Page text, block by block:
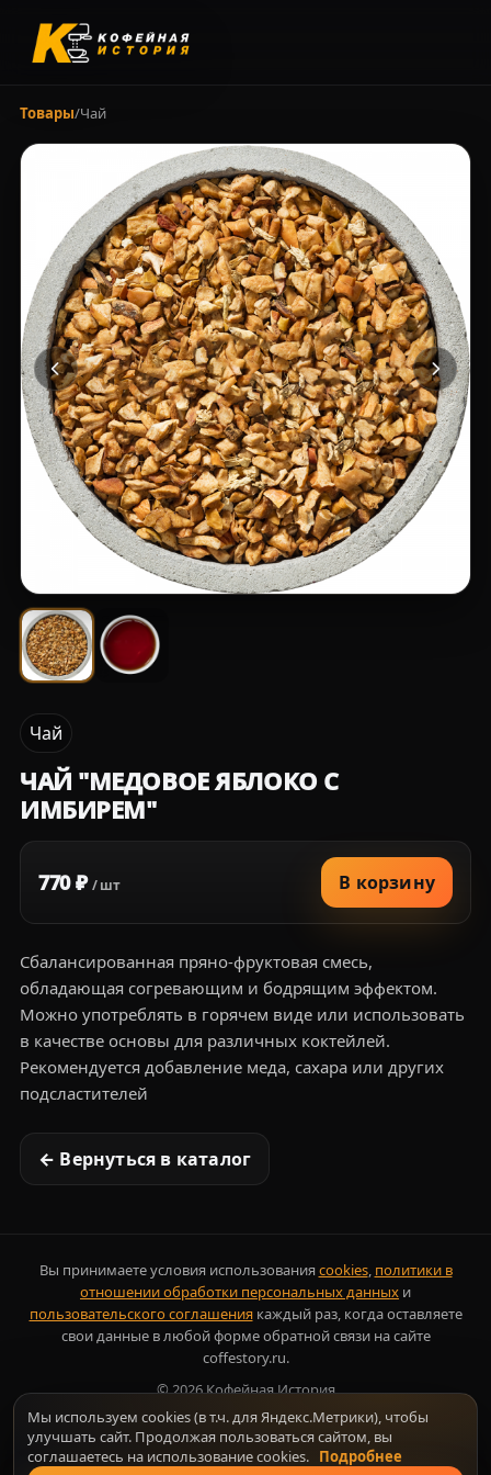
Товары/Чай
Чай
ЧАЙ "МЕДОВОЕ ЯБЛОКО С
ИМБИРЕМ"
770 ₽/ шт В корзину
Сбалансированная пряно-фруктовая смесь,
обладающая согревающим и бодрящим эффектом.
Можно употреблять в горячем виде или использовать
в качестве основы для различных коктейлей.
Рекомендуется добавление меда, сахара или других
подсластителей
← Вернуться в каталог
Вы принимаете условия использованияcookies, политики в
отношении обработки персональных данных и
пользовательского соглашениякаждый раз, когда оставляете
свои данные в любой форме обратной связи на сайте
coffestory.ru.
©2026Кофейная История
Мы используем cookies (в т.ч. для Яндекс.Метрики), чтобы
улучшать сайт. Продолжая пользоваться сайтом, вы
соглашаетесь на использование cookies. Подробнее